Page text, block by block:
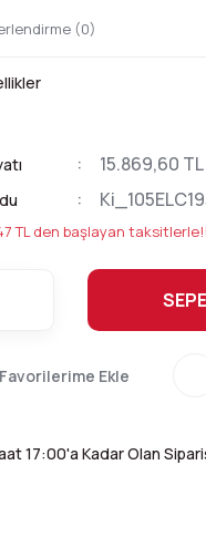
(0)
15.869,60 TL
TL den başlayan taksitlerle!!
17:00'a Kadar Olan